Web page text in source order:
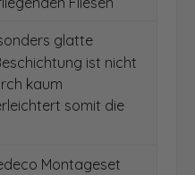
glatte
ist nicht
kaum
somit die
Montageset